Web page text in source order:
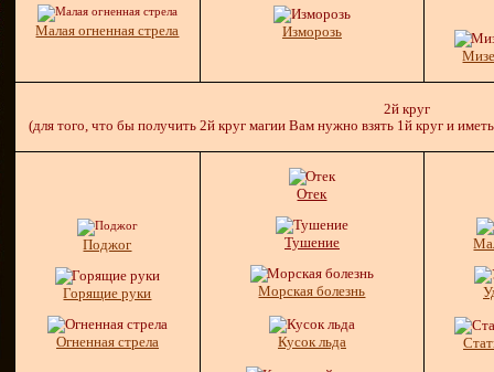
Малая огненная стрела
Изморозь
2й круг
(для того, что бы получить 2й круг магии Вам нужно взять 1й круг и
Поджог
Горящие руки
Огненная стрела
Отек
Тушение
Морская болезнь
Кусок льда